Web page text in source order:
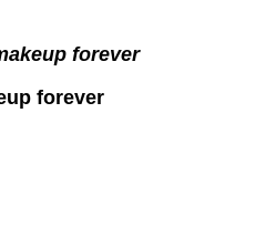
forever
forever